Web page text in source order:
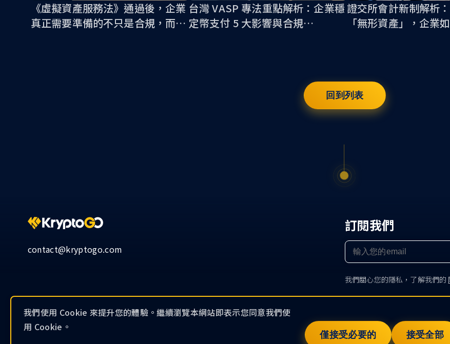
《虛擬資產服務法》通過後，企業
真正需要準備的不只是合規，而是
台灣 VASP 專法重點解析：企業穩
定幣支付 5 大影響與合規
證交所會計新制解析
「無形資產」，企業
回到列表
contact@kryptogo.com
訂閱我們
我們關心您的隱私，了解我們的
我們經驗豐富的專業團隊與客戶密切合
我們使用 Cookie 來提升您的體驗。繼續瀏覽本網站即表示您同意我們使
用 Cookie。
僅接受必要的 接受全部